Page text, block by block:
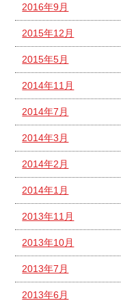
2016年9月
2015年12月
2015年5月
2014年11月
2014年7月
2014年3月
2014年2月
2014年1月
2013年11月
2013年10月
2013年7月
2013年6月